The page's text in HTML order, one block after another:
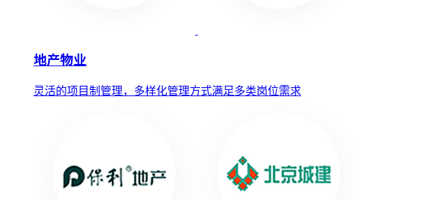
地产物业
灵活的项目制管理，多样化管理方式满足多类岗位需求